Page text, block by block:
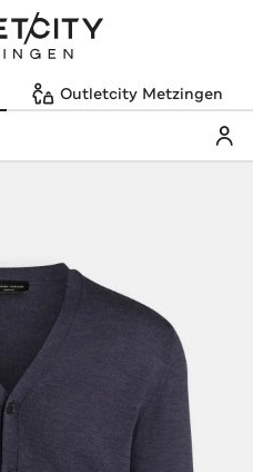
Outletcity Metzingen